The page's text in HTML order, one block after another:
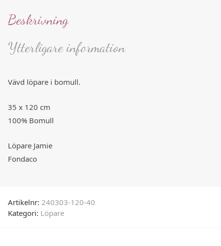
Beskrivning
Ytterligare information
Vävd löpare i bomull.
35 x 120 cm
100% Bomull
Löpare Jamie
Fondaco
Artikelnr: 240303-120-40
Kategori: Löpare